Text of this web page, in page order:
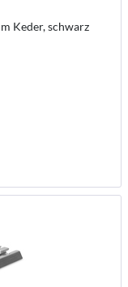
Keder, schwarz